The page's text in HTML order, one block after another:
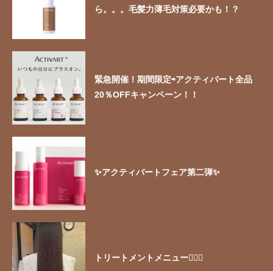
ら。。。毛髪力薄毛対策必要かも！？
緊急開催！期間限定⇨アクティバート全品
20％OFFキャンペーン！！
✨アクティバートフェア第二弾✨
トリートメントメニュー🧖🏻‍♀️